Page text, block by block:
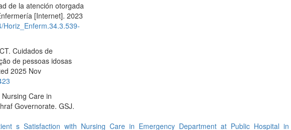
de la atención otorgada
[Internet]. 2023
Horiz_Enferm.34.3.539-
Cuidados de
de pessoas idosas
2025 Nov
Care in
Governorate. GSJ.